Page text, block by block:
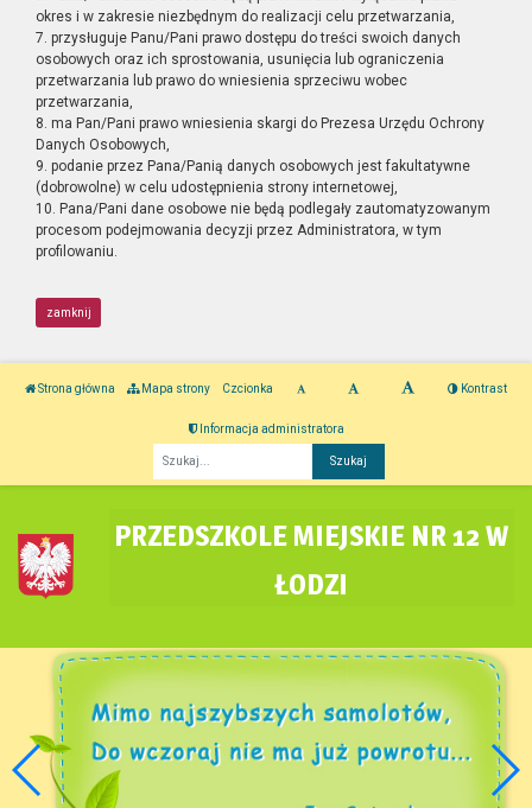
okres i w zakresie niezbędnym do realizacji celu przetwarzania,
7. przysługuje Panu/Pani prawo dostępu do treści swoich danych
osobowych oraz ich sprostowania, usunięcia lub ograniczenia
przetwarzania lub prawo do wniesienia sprzeciwu wobec
przetwarzania,
8. ma Pan/Pani prawo wniesienia skargi do Prezesa Urzędu Ochrony
Danych Osobowych,
9. podanie przez Pana/Panią danych osobowych jest fakultatywne
(dobrowolne) w celu udostępnienia strony internetowej,
10. Pana/Pani dane osobowe nie będą podlegały zautomatyzowanym
procesom podejmowania decyzji przez Administratora, w tym
profilowaniu.
zamknij
Strona główna Mapa strony Czcionka Kontrast
Informacja administratora
PRZEDSZKOLE MIEJSKIE NR 12 W
ŁODZI